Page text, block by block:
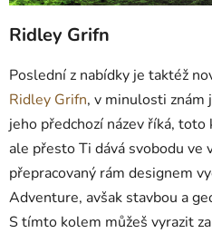
Ridley Grifn
Poslední z nabídky je taktéž
Ridley Grifn, v minulosti znám
jeho předchozí název říká,
ale přesto Ti dává svobodu ve
přepracovaný rám designem
Adventure, avšak stavbou a
S tímto kolem můžeš vyrazit